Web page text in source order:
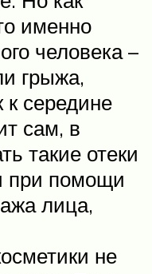
именно
человека –
грыжа,
к середине
сам, в
такие отеки
при помощи
лица,
не